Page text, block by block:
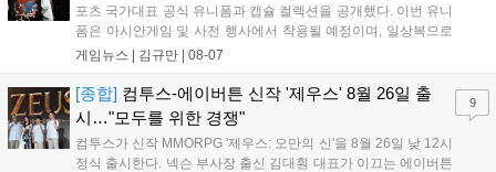
포츠 국가대표 공식 유니폼과 캡슐 컬렉션을 공개했다. 이번 유니
폼은 아시안게임 및 사전 행사에서 착용될 예정이며, 일상복으로
구성된 컬렉션은 오는 8월 28일부터 골스튜디오 공식 홈페이지
서는 대회 규정에 따라 별도의 유니폼을 착용할 계획이다....
게임뉴스 | 김규만 | 08-07
[종합] 컴투스-에이버튼 신작 '제우스' 8월 26일 출
시…"모두를 위한 경쟁"
컴투스가 신작 MMORPG '제우스: 오만의 신'을 8월 26일 낮 12시
정식 출시한다. 넥슨 부사장 출신 김대훤 대표가 이끄는 에이버튼
9